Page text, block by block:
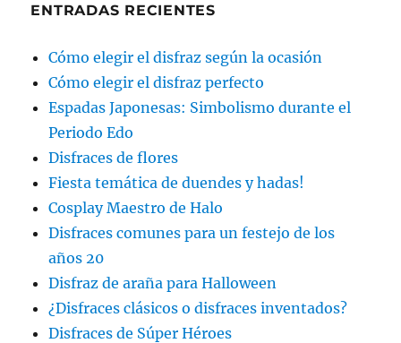
ENTRADAS RECIENTES
Cómo elegir el disfraz según la ocasión
Cómo elegir el disfraz perfecto
Espadas Japonesas: Simbolismo durante el
Periodo Edo
Disfraces de flores
Fiesta temática de duendes y hadas!
Cosplay Maestro de Halo
Disfraces comunes para un festejo de los
años 20
Disfraz de araña para Halloween
¿Disfraces clásicos o disfraces inventados?
Disfraces de Súper Héroes